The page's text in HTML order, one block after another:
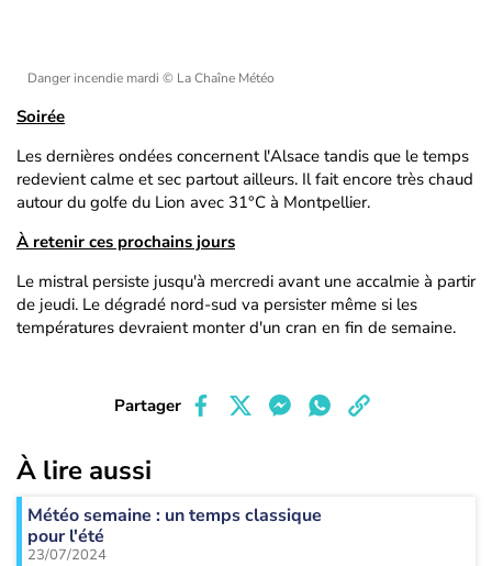
Danger incendie mardi © La Chaîne Météo
Soirée
Les dernières ondées concernent l'Alsace tandis que le temps
redevient calme et sec partout ailleurs. Il fait encore très chaud
autour du golfe du Lion avec 31°C à Montpellier.
À retenir ces prochains jours
Le mistral persiste jusqu'à mercredi avant une accalmie à partir
de jeudi. Le dégradé nord-sud va persister même si les
températures devraient monter d'un cran en fin de semaine.
Partager
À lire aussi
Météo semaine : un temps classique
pour l'été
23/07/2024